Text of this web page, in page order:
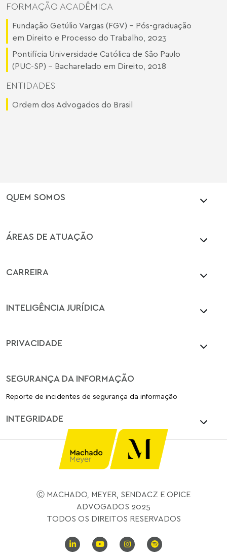
FORMAÇÃO ACADÊMICA
Fundação Getúlio Vargas (FGV) – Pós-graduação
em Direito e Processo do Trabalho, 2023
Pontifícia Universidade Católica de São Paulo
(PUC-SP) – Bacharelado em Direito, 2018
ENTIDADES
Ordem dos Advogados do Brasil
QUEM SOMOS
ÁREAS DE ATUAÇÃO
CARREIRA
INTELIGÊNCIA JURÍDICA
PRIVACIDADE
SEGURANÇA DA INFORMAÇÃO
Reporte de incidentes de segurança da informação
INTEGRIDADE
Ⓒ MACHADO, MEYER, SENDACZ E OPICE
ADVOGADOS 2025
TODOS OS DIREITOS RESERVADOS